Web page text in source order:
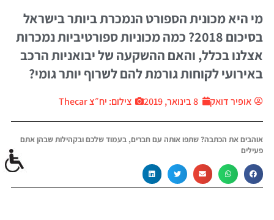
מי היא מכונית הספורט הנמכרת ביותר בישראל
בסיכום 2018? כמה מכוניות ספורטיביות נמכרות
אצלנו בכלל, והאם ההשקעה של יבואניות הרכב
באירועי לקוחות גורמת להם לשרוף יותר גומי?
אופיר דואק 8 בינואר, 2019 צילום: יח״צ Thecar
אוהבים את הכתבה? שתפו אותה עם חברים, בעמוד שלכם ובקהילות שבהן אתם
פעילים